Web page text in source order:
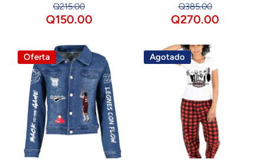
Q215.00
Q150.00
Q385.00
Q270.00
Oferta Agotado